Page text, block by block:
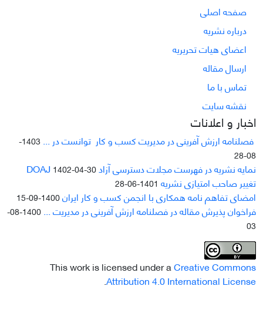
صفحه اصلی
درباره نشریه
اعضای هیات تحریریه
ارسال مقاله
تماس با ما
نقشه سایت
اخبار و اعلانات
فصلنامه ارزش آفرینی در مدیریت کسب و کار توانست در ...
1403-
08-28
نمایه نشریه در فهرست مجلات دسترسی آزاد DOAJ1402-04-30
تغییر صاحب امتیازی نشریه 1401-06-28
امضای تفاهم نامه همکاری با انجمن کسب و کار ایران1400-09-15
فراخوان پذیرش مقاله در فصلنامه ارزش آفرینی در مدیریت ...
1400-08-
03
This work is licensed under aCreative Commons
Attribution 4.0 International License
.